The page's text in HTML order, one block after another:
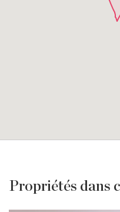
Propriétés dans